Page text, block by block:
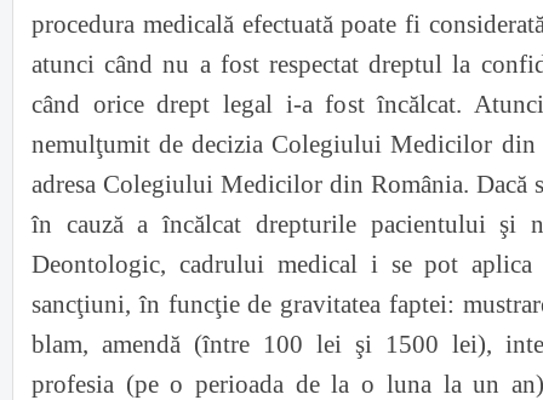
procedura medicală efectuată poate fi
atunci când nu a fost respectat dreptul la
când orice drept legal i-a fost încălcat.
nemulţumit de decizia Colegiului Medicilor din
adresa Colegiului Medicilor din România. Dacă
în cauză a încălcat drepturile pacientului şi
Deontologic, cadrului medical i se pot aplica
sancţiuni, în funcţie de gravitatea faptei:
blam, amendă (între 100 lei şi 1500 lei),
profesia (pe o perioada de la o luna la un an)